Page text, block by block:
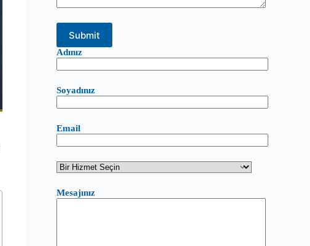
Adınız
Soyadınız
Email
Mesajınız